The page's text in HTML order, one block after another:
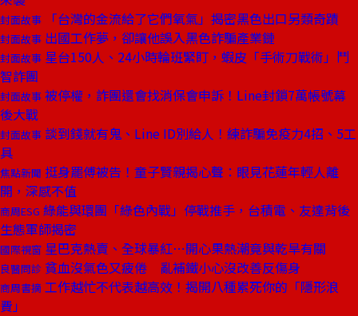
封面故事 「台灣的金流給了它們氧氣」揭密黑色出口另類奇蹟
封面故事 出國工作夢，卻讓他誤入黑色詐騙產業鏈
封面故事 星台150人、24小時輪班緊盯，蝦皮「手術刀戰術」鬥
智詐團
封面故事 被停權，詐團還會找消保會申訴！Line封鎖7萬帳號幕
後大戰
封面故事 談到錢就有鬼、Line ID別給人！練詐騙免疫力4招、5工
具
焦點新聞 挺身罷傅被告！童子賢親揭心聲：眼見花蓮年輕人離
開，深感不值
商周ESG 綠能與環團「綠色內戰」停戰推手，台積電、友達背後
生態軍師揭密
國際視窗 星巴克熱賣、全球暴紅⋯開心果熱潮竟與乾旱有關
良醫問診 貧血沒氣色又疲倦 亂補鐵小心沒改善反傷身
商周書摘 工作越忙不代表越高效！揭開八種累死你的「隱形浪
費」